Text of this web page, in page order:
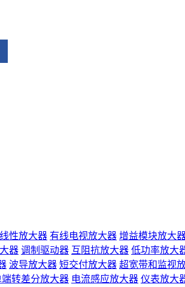
线性放大器 有线电视放大器 增益模块放大
器 调制驱动器 互阻抗放大器 低功率放大
波导放大器 短交付放大器 超宽带和监视
端转差分放大器 电流感应放大器 仪表放大